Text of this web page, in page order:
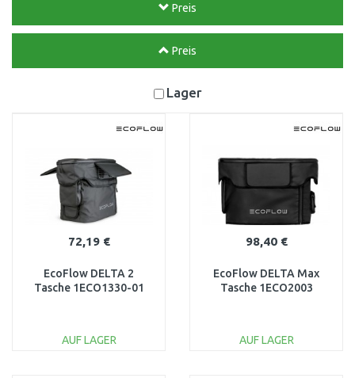
Preis
Preis
Lager
72,19 €
EcoFlow DELTA 2
Tasche 1ECO1330-01
AUF LAGER
98,40 €
EcoFlow DELTA Max
Tasche 1ECO2003
AUF LAGER